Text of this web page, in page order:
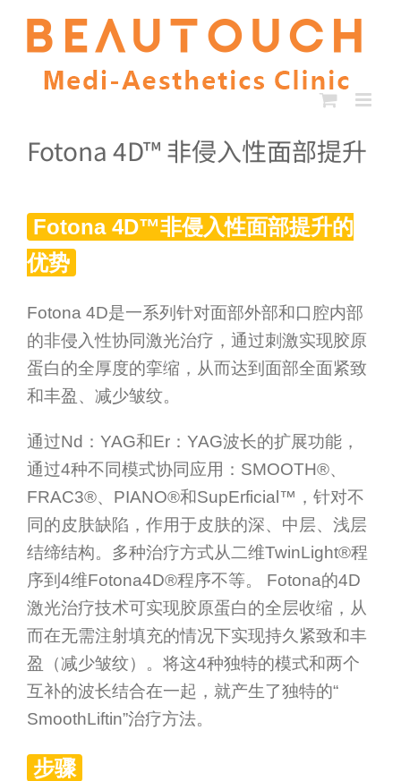
content
Fotona 4D™ 非侵入性面部提升
Fotona 4D™非侵入性面部提升的
优势
Fotona 4D是一系列针对面部外部和口腔内部
的非侵入性协同激光治疗，通过刺激实现胶原
蛋白的全厚度的挛缩，从而达到面部全面紧致
和丰盈、减少皱纹。
通过Nd：YAG和Er：YAG波长的扩展功能，
通过4种不同模式协同应用：SMOOTH®、
FRAC3®、PIANO®和SupErficial™，针对不
同的皮肤缺陷，作用于皮肤的深、中层、浅层
结缔结构。多种治疗方式从二维TwinLight®程
序到4维Fotona4D®程序不等。 Fotona的4D
激光治疗技术可实现胶原蛋白的全层收缩，从
而在无需注射填充的情况下实现持久紧致和丰
盈（减少皱纹）。将这4种独特的模式和两个
互补的波长结合在一起，就产生了独特的“
SmoothLiftin”治疗方法。
步骤